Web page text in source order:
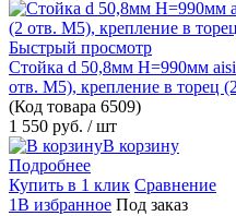
Быстрый просмотр
Стойка d 50,8мм H=990мм
отв. М5), крепление в торец
(Код товара 6509)
1 550 руб. / шт
В корзину
Подробнее
Купить в 1 клик Сравнение
1В избранное Под заказ